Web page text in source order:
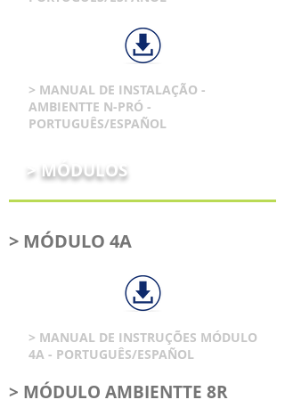
> MANUAL DE INSTALAÇÃO -
AMBIENTTE N-PRÓ -
PORTUGUÊS/ESPAÑOL
> MÓDULOS
> MÓDULO 4A
> MANUAL DE INSTRUÇÕES MÓDULO
4A - PORTUGUÊS/ESPAÑOL
> MÓDULO AMBIENTTE 8R